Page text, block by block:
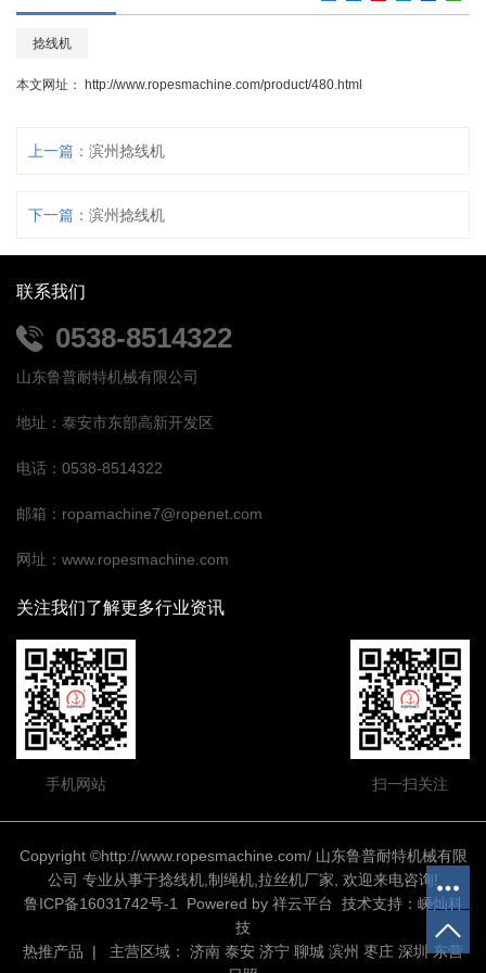
捻线机
本文网址： http://www.ropesmachine.com/product/480.html
上一篇： 滨州捻线机
下一篇： 滨州捻线机
联系我们
0538-8514322
山东鲁普耐特机械有限公司
地址：泰安市东部高新开发区
电话：0538-8514322
邮箱：ropamachine7@ropenet.com
网址：www.ropesmachine.com
关注我们了解更多行业资讯
手机网站 扫一扫关注
Copyright ©http://www.ropesmachine.com/ 山东鲁普耐特机械有限
公司 专业从事于捻线机,制绳机,拉丝机厂家, 欢迎来电咨询!
鲁ICP备16031742号-1 Powered by 祥云平台 技术支持： 嵊灿科
技
热推产品 | 主营区域： 济南 泰安 济宁 聊城 滨州 枣庄 深圳 东营